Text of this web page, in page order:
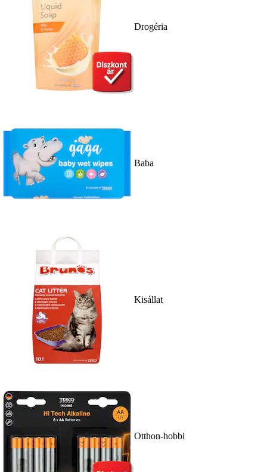
Drogéria
Baba
Kisállat
Otthon-hobbi